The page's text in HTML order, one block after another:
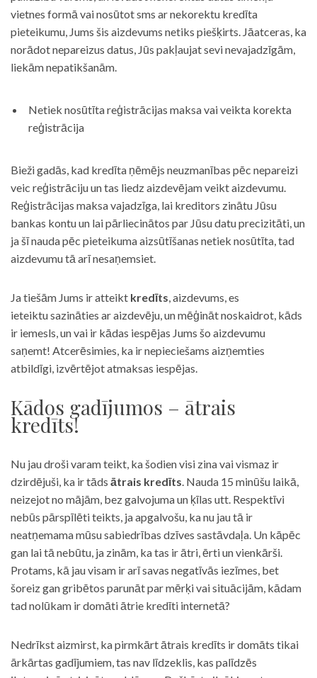
vietnes formā vai nosūtot sms ar nekorektu kredīta
pieteikumu, Jums šis aizdevums netiks piešķirts. Jāatceras, ka
norādot nepareizus datus, Jūs pakļaujat sevi nevajadzīgām,
liekām nepatikšanām.
Netiek nosūtīta reģistrācijas maksa vai veikta korekta
reģistrācija
Bieži gadās, kad kredīta ņēmējs neuzmanības pēc nepareizi
veic reģistrāciju un tas liedz aizdevējam veikt aizdevumu.
Reģistrācijas maksa vajadzīga, lai kreditors zinātu Jūsu
bankas kontu un lai pārliecinātos par Jūsu datu precizitāti, un
ja šī nauda pēc pieteikuma aizsūtīšanas netiek nosūtīta, tad
aizdevumu tā arī nesaņemsiet.
Ja tiešām Jums ir atteikt kredīts, aizdevums, es
ieteiktu sazināties ar aizdevēju, un mēģināt noskaidrot, kāds
ir iemesls, un vai ir kādas iespējas Jums šo aizdevumu
saņemt! Atcerēsimies, ka ir nepieciešams aizņemties
atbildīgi, izvērtējot atmaksas iespējas.
Kādos gadījumos – ātrais
kredīts!
Nu jau droši varam teikt, ka šodien visi zina vai vismaz ir
dzirdējuši, ka ir tāds ātrais kredīts. Nauda 15 minūšu laikā,
neizejot no mājām, bez galvojuma un ķīlas utt. Respektīvi
nebūs pārspīlēti teikts, ja apgalvošu, ka nu jau tā ir
neatņemama mūsu sabiedrības dzīves sastāvdaļa. Un kāpēc
gan lai tā nebūtu, ja zinām, ka tas ir ātri, ērti un vienkārši.
Protams, kā jau visam ir arī savas negatīvās iezīmes, bet
šoreiz gan gribētos parunāt par mērķi vai situācijām, kādam
tad nolūkam ir domāti ātrie kredīti internetā?
Nedrīkst aizmirst, ka pirmkārt ātrais kredīts ir domāts tikai
ārkārtas gadījumiem, tas nav līdzeklis, kas palīdzēs